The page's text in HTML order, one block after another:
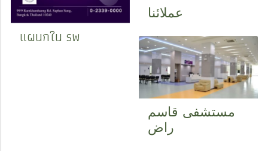
แผนกใน รพ
عملائنا
مستشفى قاسم
راض